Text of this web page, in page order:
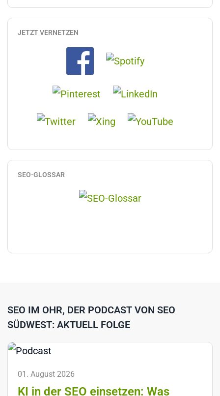
JETZT VERNETZEN
SEO-GLOSSAR
SEO IM OHR, DER PODCAST VON SEO
SÜDWEST: AKTUELL FOLGE
01. August 2026
KI in der SEO einsetzen: Was